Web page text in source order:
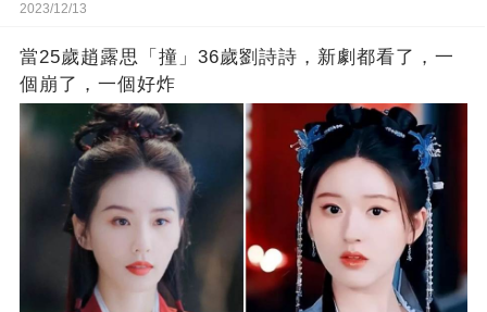
2023/12/13
當25歲趙露思「撞」36歲劉詩詩，新劇都看了，一
個崩了，一個好炸